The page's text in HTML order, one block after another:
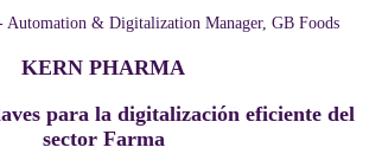
Automation & Digitalization Manager, GB Foods
KERN PHARMA
para la digitalización eficiente del
sector Farma